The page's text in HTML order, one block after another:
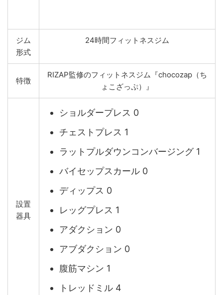
ジム
形式
24時間フィットネスジム
特徴
RIZAP監修のフィットネスジム『chocozap（ち
ょこざっぷ）』
設置
器具
ショルダープレス 0
チェストプレス 1
ラットプルダウンコンバージング 1
バイセップスカール 0
ディップス 0
レッグプレス 1
アダクション 0
アブダクション 0
腹筋マシン 1
トレッドミル 4